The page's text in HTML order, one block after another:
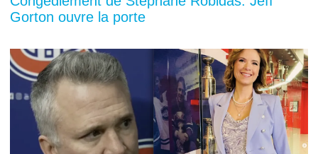
Gorton ouvre la porte